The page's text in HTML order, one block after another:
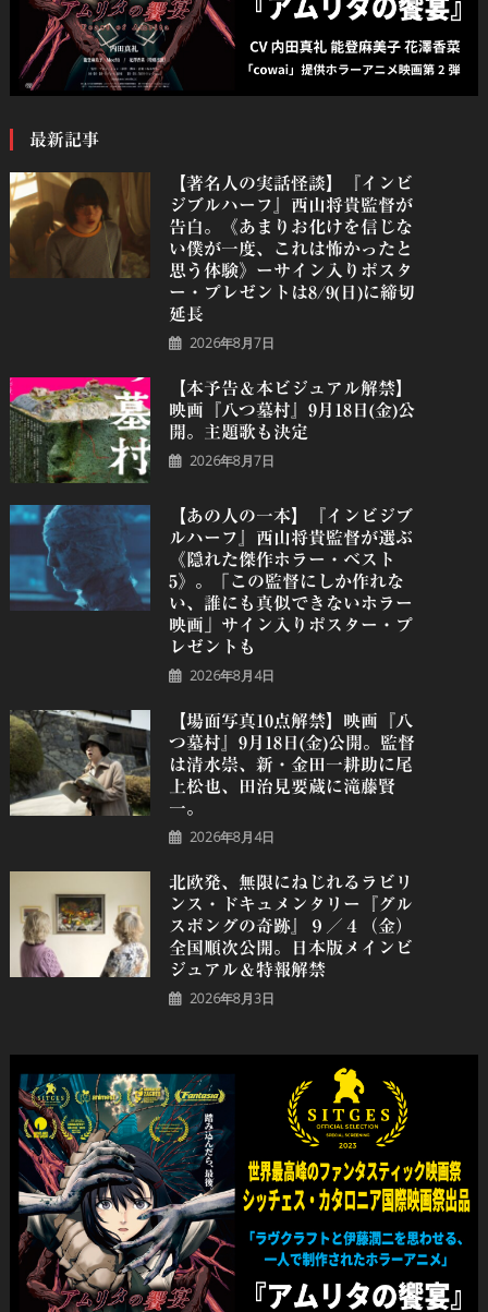
最新記事
【著名人の実話怪談】『インビ
ジブルハーフ』⻄⼭将貴監督が
告白。《あまりお化けを信じな
い僕が一度、これは怖かったと
思う体験》ーサイン入りポスタ
ー・プレゼントは8/9(日)に締切
延長
2026年8月7日
【本予告＆本ビジュアル解禁】
映画『八つ墓村』9月18日(金)公
開。主題歌も決定
2026年8月7日
【あの人の一本】『インビジブ
ルハーフ』⻄⼭将貴監督が選ぶ
《隠れた傑作ホラー・ベスト
5》。「この監督にしか作れな
い、誰にも真似できないホラー
映画」サイン入りポスター・プ
レゼントも
2026年8月4日
【場面写真10点解禁】映画『八
つ墓村』9月18日(金)公開。監督
は清水崇、新・金田一耕助に尾
上松也、田治見要蔵に滝藤賢
一。
2026年8月4日
北欧発、無限にねじれるラビリ
ンス・ドキュメンタリー『グル
スポングの奇跡』９／４（金）
全国順次公開。日本版メインビ
ジュアル＆特報解禁
2026年8月3日